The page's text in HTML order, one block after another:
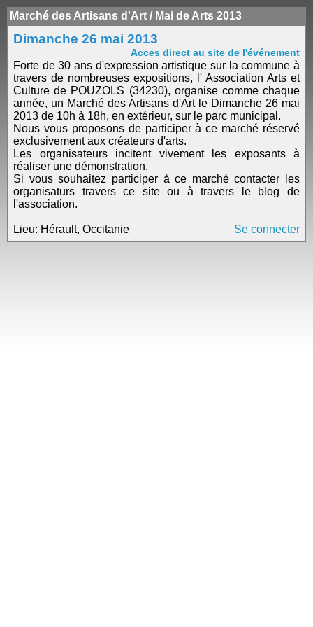
Marché des Artisans d'Art / Mai de Arts 2013
Dimanche 26 mai 2013
Acces direct au site de l'événement
Forte de 30 ans d'expression artistique sur la commune à
travers de nombreuses expositions, l' Association Arts et
Culture de POUZOLS (34230), organise comme chaque
année, un Marché des Artisans d'Art le Dimanche 26 mai
2013 de 10h à 18h, en extérieur, sur le parc municipal.
Nous vous proposons de participer à ce marché réservé
exclusivement aux créateurs d'arts.
Les organisateurs incitent vivement les exposants à
réaliser une démonstration.
Si vous souhaitez participer à ce marché contacter les
organisaturs travers ce site ou à travers le blog de
l'association.
Lieu: Hérault, Occitanie Se connecter